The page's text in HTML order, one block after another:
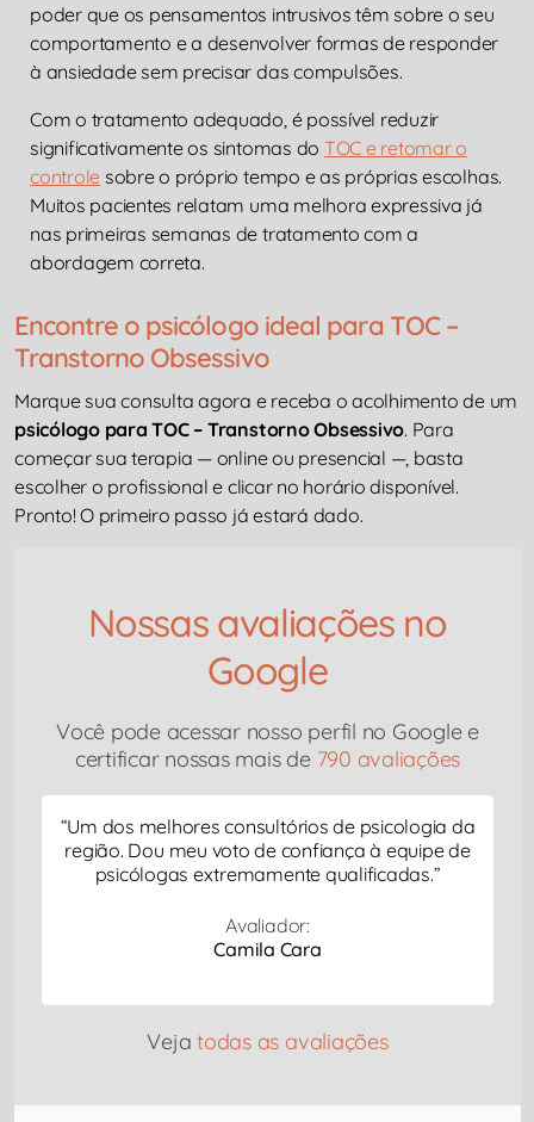
poder que os pensamentos intrusivos têm sobre o seu
comportamento e a desenvolver formas de responder
à ansiedade sem precisar das compulsões.
Com o tratamento adequado, é possível reduzir
significativamente os sintomas do TOC e retomar o
controle sobre o próprio tempo e as próprias escolhas.
Muitos pacientes relatam uma melhora expressiva já
nas primeiras semanas de tratamento com a
abordagem correta.
Encontre o psicólogo ideal para TOC –
Transtorno Obsessivo
Marque sua consulta agora e receba o acolhimento de um
psicólogo para TOC – Transtorno Obsessivo. Para
começar sua terapia — online ou presencial —, basta
escolher o profissional e clicar no horário disponível.
Pronto! O primeiro passo já estará dado.
Nossas avaliações no
Google
Você pode acessar nosso perfil no Google e
certificar nossas mais de 790 avaliações
“Um dos melhores consultórios de psicologia da
região. Dou meu voto de confiança à equipe de
psicólogas extremamente qualificadas.”
Avaliador:
Camila Cara
Vejatodas as avaliações